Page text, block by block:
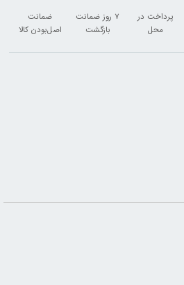
پرداخت در
محل
۷ روز ضمانت
بازگشت
ضمانت
اصل‌بودن کالا